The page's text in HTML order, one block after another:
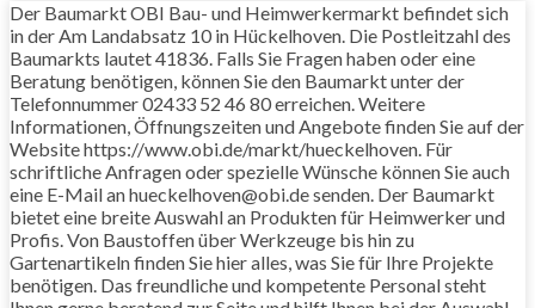
Der Baumarkt OBI Bau- und Heimwerkermarkt befindet sich
in der Am Landabsatz 10 in Hückelhoven. Die Postleitzahl des
Baumarkts lautet 41836. Falls Sie Fragen haben oder eine
Beratung benötigen, können Sie den Baumarkt unter der
Telefonnummer 02433 52 46 80 erreichen. Weitere
Informationen, Öffnungszeiten und Angebote finden Sie auf der
Website https://www.obi.de/markt/hueckelhoven. Für
schriftliche Anfragen oder spezielle Wünsche können Sie auch
eine E-Mail an hueckelhoven@obi.de senden. Der Baumarkt
bietet eine breite Auswahl an Produkten für Heimwerker und
Profis. Von Baustoffen über Werkzeuge bis hin zu
Gartenartikeln finden Sie hier alles, was Sie für Ihre Projekte
benötigen. Das freundliche und kompetente Personal steht